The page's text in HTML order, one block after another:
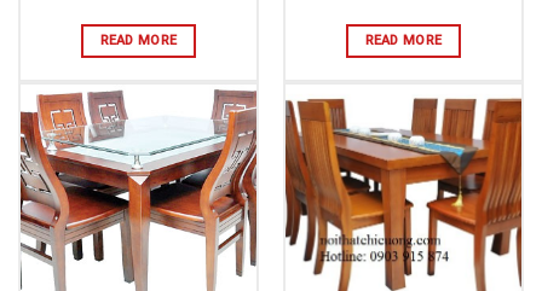
READ MORE READ MORE